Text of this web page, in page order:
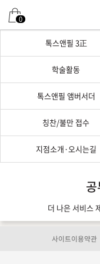
0
톡스앤필 3正
학술활동
톡스앤필 앰버서더
칭찬/불만 접수
지점소개·오시는길
더 나은 서비스
사이트이용약관